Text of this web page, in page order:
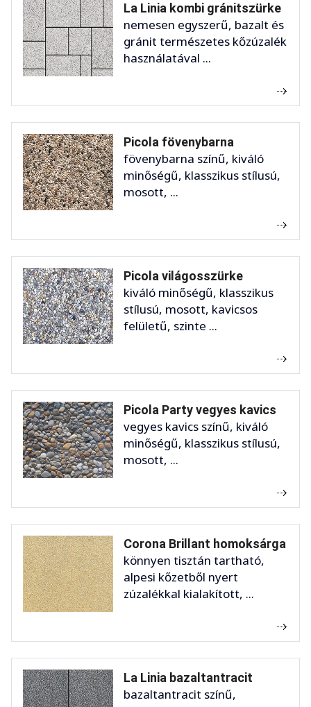
La Linia kombi gránitszürke
nemesen egyszerű, bazalt és
gránit természetes kőzúzalék
használatával ...
Picola fövenybarna
fövenybarna színű, kiváló
minőségű, klasszikus stílusú,
mosott, ...
Picola világosszürke
kiváló minőségű, klasszikus
stílusú, mosott, kavicsos
felületű, szinte ...
Picola Party vegyes kavics
vegyes kavics színű, kiváló
minőségű, klasszikus stílusú,
mosott, ...
Corona Brillant homoksárga
könnyen tisztán tartható,
alpesi kőzetből nyert
zúzalékkal kialakított, ...
La Linia bazaltantracit
bazaltantracit színű,